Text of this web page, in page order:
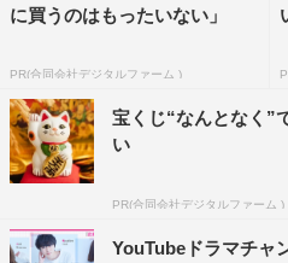
に買うのはもったいない」
PR(合同会社デジタルファーム )
宝くじ“なんとなく”
い
PR(合同会社デジタルファーム )
YouTubeドラマチャ